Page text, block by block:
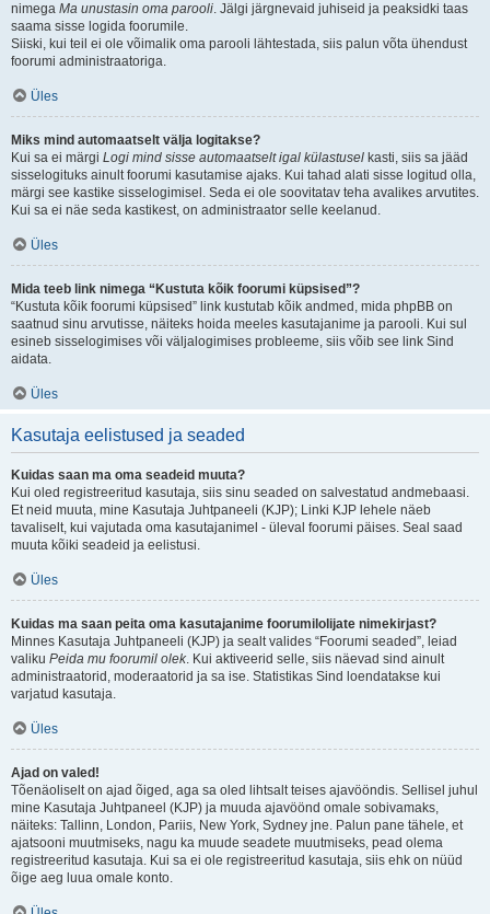
nimega Ma unustasin oma parooli. Jälgi järgnevaid juhiseid ja peaksidki taas
saama sisse logida foorumile.
Siiski, kui teil ei ole võimalik oma parooli lähtestada, siis palun võta ühendust
foorumi administraatoriga.
Üles
Miks mind automaatselt välja logitakse?
Kui sa ei märgi Logi mind sisse automaatselt igal külastusel kasti, siis sa jääd
sisselogituks ainult foorumi kasutamise ajaks. Kui tahad alati sisse logitud olla,
märgi see kastike sisselogimisel. Seda ei ole soovitatav teha avalikes arvutites.
Kui sa ei näe seda kastikest, on administraator selle keelanud.
Üles
Mida teeb link nimega “Kustuta kõik foorumi küpsised”?
“Kustuta kõik foorumi küpsised” link kustutab kõik andmed, mida phpBB on
saatnud sinu arvutisse, näiteks hoida meeles kasutajanime ja parooli. Kui sul
esineb sisselogimises või väljalogimises probleeme, siis võib see link Sind
aidata.
Üles
Kasutaja eelistused ja seaded
Kuidas saan ma oma seadeid muuta?
Kui oled registreeritud kasutaja, siis sinu seaded on salvestatud andmebaasi.
Et neid muuta, mine Kasutaja Juhtpaneeli (KJP); Linki KJP lehele näeb
tavaliselt, kui vajutada oma kasutajanimel - üleval foorumi päises. Seal saad
muuta kõiki seadeid ja eelistusi.
Üles
Kuidas ma saan peita oma kasutajanime foorumilolijate nimekirjast?
Minnes Kasutaja Juhtpaneeli (KJP) ja sealt valides “Foorumi seaded”, leiad
valiku Peida mu foorumil olek. Kui aktiveerid selle, siis näevad sind ainult
administraatorid, moderaatorid ja sa ise. Statistikas Sind loendatakse kui
varjatud kasutaja.
Üles
Ajad on valed!
Tõenäoliselt on ajad õiged, aga sa oled lihtsalt teises ajavööndis. Sellisel juhul
mine Kasutaja Juhtpaneel (KJP) ja muuda ajavöönd omale sobivamaks,
näiteks: Tallinn, London, Pariis, New York, Sydney jne. Palun pane tähele, et
ajatsooni muutmiseks, nagu ka muude seadete muutmiseks, pead olema
registreeritud kasutaja. Kui sa ei ole registreeritud kasutaja, siis ehk on nüüd
õige aeg luua omale konto.